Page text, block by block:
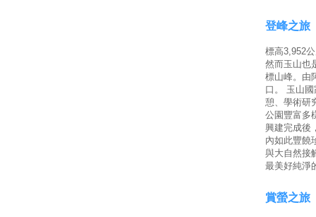
登峰之旅
標高3,952
然而玉山也
標山峰。由
口。 玉山
憩、學術研
公園豐富多
興建完成後
內如此豐饒
與大自然接
最美好純淨
賞螢之旅